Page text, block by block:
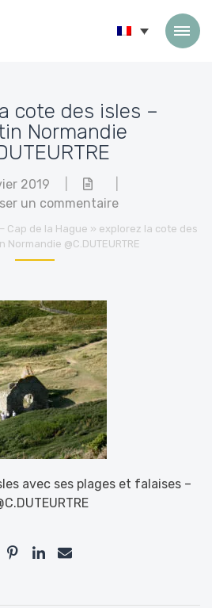
cote des isles –
Normandie
2019
un commentaire
Cap de la Hague » explorez la cote des
Normandie @C.DUTEURTRE
avec ses plages et falaises –